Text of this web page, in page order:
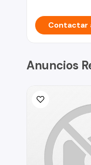
Contactar
Anuncios